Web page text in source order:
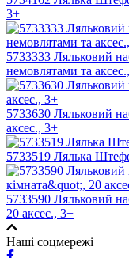
3+
5733333 Ляльковий
немовлятами та
5733630 Ляльковий
аксес., 3+
5733519 Лялька
5733590 Ляльковий
20 аксес., 3+
Наші соцмережі